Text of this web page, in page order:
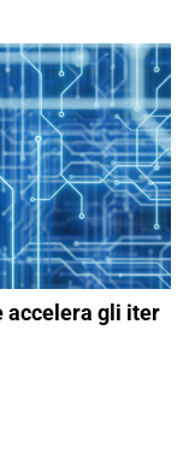
accelera gli iter